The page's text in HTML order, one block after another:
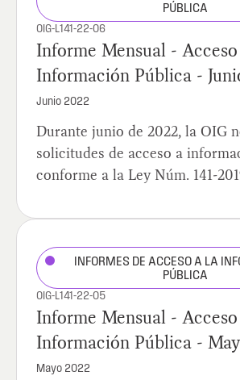
PÚBLICA
OIG-L141-22-06
Informe Mensual -
Información Pública -
Junio 2022
Durante junio de 2022, la OIG
solicitudes de acceso a
conforme a la Ley Núm. 141-
INFORMES DE ACCESO A LA
PÚBLICA
OIG-L141-22-05
Informe Mensual -
Información Pública -
Mayo 2022